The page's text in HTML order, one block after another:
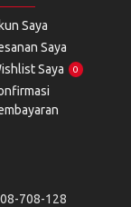
Saya
Saya
Saya
0
708-128